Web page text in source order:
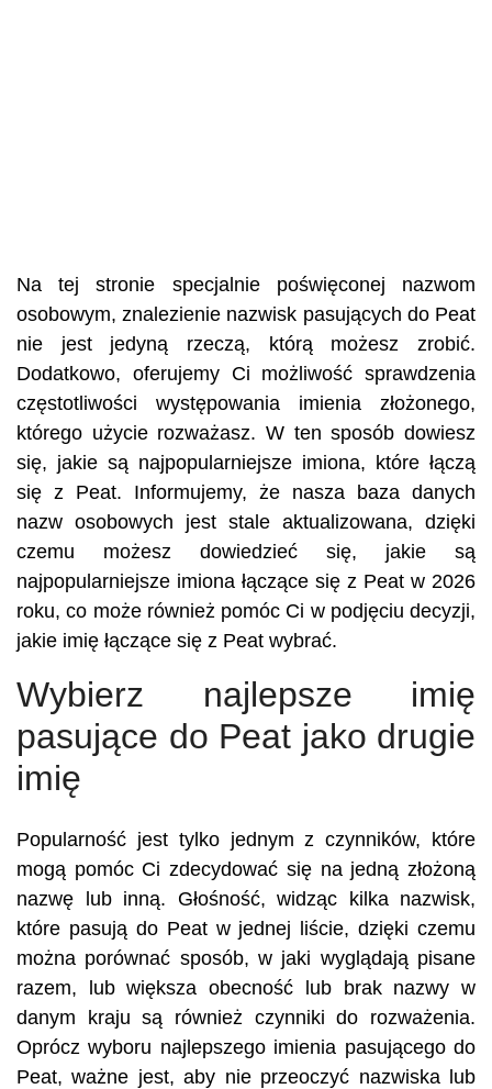
Na tej stronie specjalnie poświęconej nazwom
osobowym, znalezienie nazwisk pasujących do Peat
nie jest jedyną rzeczą, którą możesz zrobić.
Dodatkowo, oferujemy Ci możliwość sprawdzenia
częstotliwości występowania imienia złożonego,
którego użycie rozważasz. W ten sposób dowiesz
się, jakie są najpopularniejsze imiona, które łączą
się z Peat. Informujemy, że nasza baza danych
nazw osobowych jest stale aktualizowana, dzięki
czemu możesz dowiedzieć się, jakie są
najpopularniejsze imiona łączące się z Peat w 2026
roku, co może również pomóc Ci w podjęciu decyzji,
jakie imię łączące się z Peat wybrać.
Wybierz najlepsze imię
pasujące do Peat jako drugie
imię
Popularność jest tylko jednym z czynników, które
mogą pomóc Ci zdecydować się na jedną złożoną
nazwę lub inną. Głośność, widząc kilka nazwisk,
które pasują do Peat w jednej liście, dzięki czemu
można porównać sposób, w jaki wyglądają pisane
razem, lub większa obecność lub brak nazwy w
danym kraju są również czynniki do rozważenia.
Oprócz wyboru najlepszego imienia pasującego do
Peat, ważne jest, aby nie przeoczyć nazwiska lub